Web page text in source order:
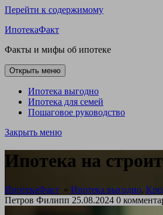
Перейти к содержимому
ИпотекаФакт
Факты и мифы об ипотеке
Открыть меню
Ипотека выгодно
Ипотека для семей
Пошаговое руководство
Закрыть меню
Ипотека на
ИпотекаФакт » Ипотека выгодно,
Петров Филипп 25.08.2024 0